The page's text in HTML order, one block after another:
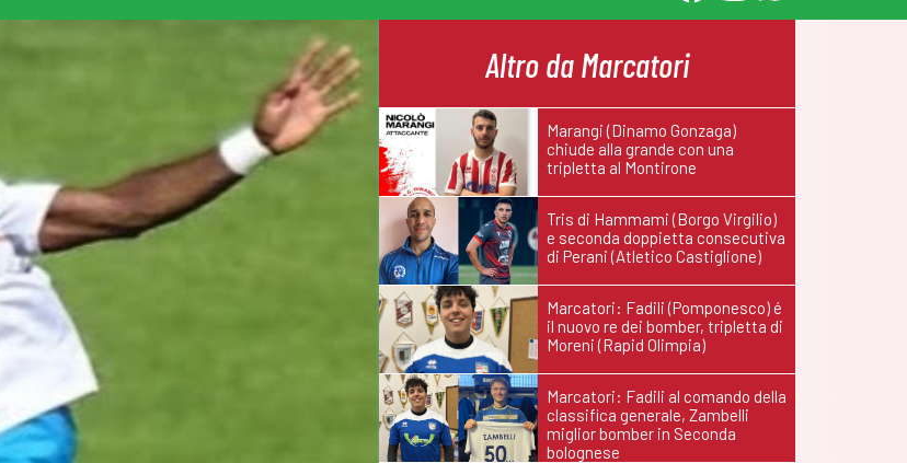
Altro da Marcatori
Marangi (Dinamo Gonzaga)
chiude alla grande con una
tripletta al Montirone
Tris di Hammami (Borgo Virgilio)
e seconda doppietta consecutiva
di Perani (Atletico Castiglione)
Marcatori: Fadili (Pomponesco) é
il nuovo re dei bomber, tripletta di
Moreni (Rapid Olimpia)
Marcatori: Fadili al comando della
classifica generale, Zambelli
miglior bomber in Seconda
bolognese